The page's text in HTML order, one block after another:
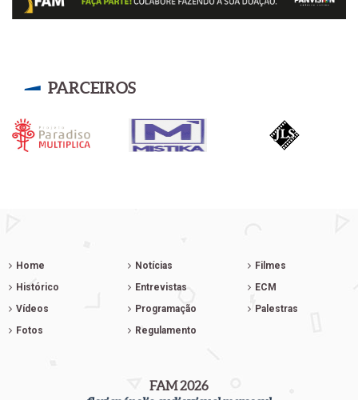
PARCEIROS
Home
Histórico
Vídeos
Fotos
Notícias
Entrevistas
Programação
Regulamento
Filmes
ECM
Palestras
FAM 2026